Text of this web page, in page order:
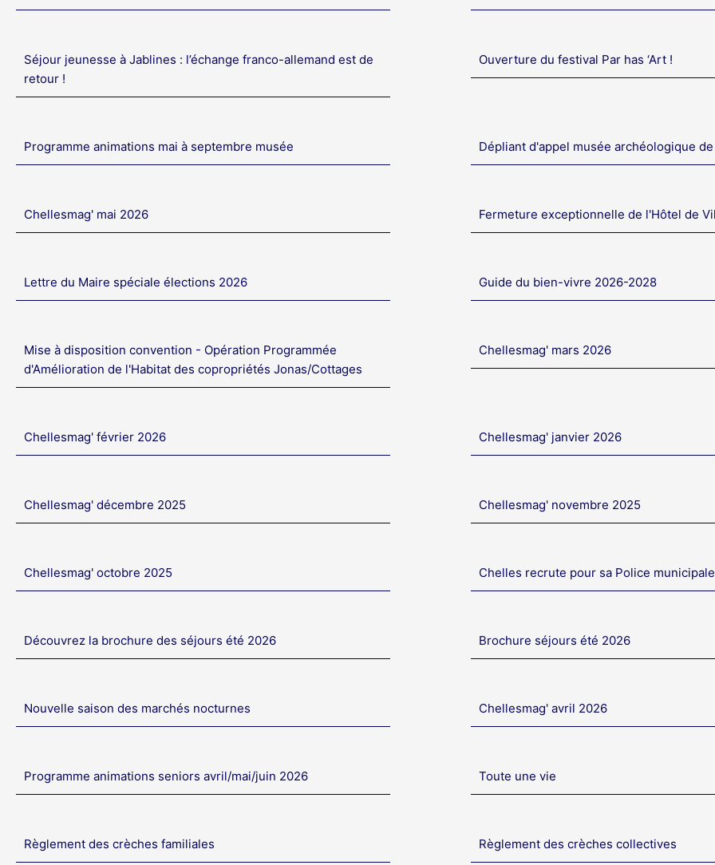
Séjour jeunesse à Jablines : l’échange franco-allemand est de
retour !
Ouverture du festival Par has ‘Art !
Programme animations mai à septembre musée Dépliant d'appel musée archéologique
Chellesmag' mai 2026 Fermeture exceptionnelle de l'Hôtel de
Lettre du Maire spéciale élections 2026 Guide du bien-vivre 2026-2028
Mise à disposition convention - Opération Programmée
d'Amélioration de l'Habitat des copropriétés Jonas/Cottages
Chellesmag' mars 2026
Chellesmag' février 2026 Chellesmag' janvier 2026
Chellesmag' décembre 2025 Chellesmag' novembre 2025
Chellesmag' octobre 2025 Chelles recrute pour sa Police municipale
Découvrez la brochure des séjours été 2026 Brochure séjours été 2026
Nouvelle saison des marchés nocturnes Chellesmag' avril 2026
Programme animations seniors avril/mai/juin 2026 Toute une vie
Règlement des crèches familiales Règlement des crèches collectives